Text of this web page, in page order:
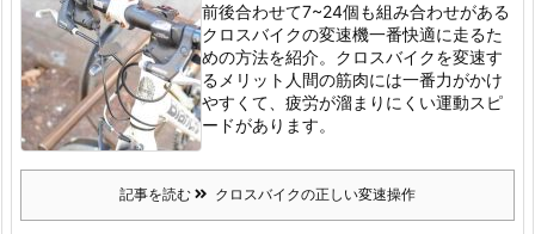
前後合わせて7~24個も組み合わせがある
クロスバイクの変速機一番快適に走るた
めの方法を紹介。 クロスバイクを変速す
るメリット 人間の筋肉には一番力がかけ
やすくて、疲労が溜まりにくい運動スピ
ードがあります。
記事を読む クロスバイクの正しい変速操作